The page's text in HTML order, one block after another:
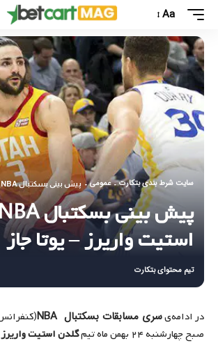
Aa
سایت شرط بندی بتکارت - عمومی - پیش بینی بسکتبال NBA ؛ گلدن استیت واریرز – یوتا جاز
استیت واریرز – یوتا جاز
تیم محتوای بتکارت
در ادامه‌یسری مسابقات بسکتبال NBA
صبح چهارشنبه ۲۴ بهمن ماه تیم
گلدن استیت واریرز